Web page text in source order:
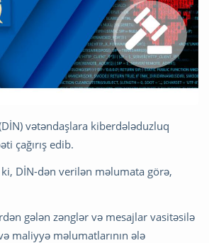
vətəndaşlara kiberdələduzluq
çağırış edib.
DİN-dən verilən məlumata görə,
gələn zənglər və mesajlar vasitəsilə
maliyyə məlumatlarının ələ